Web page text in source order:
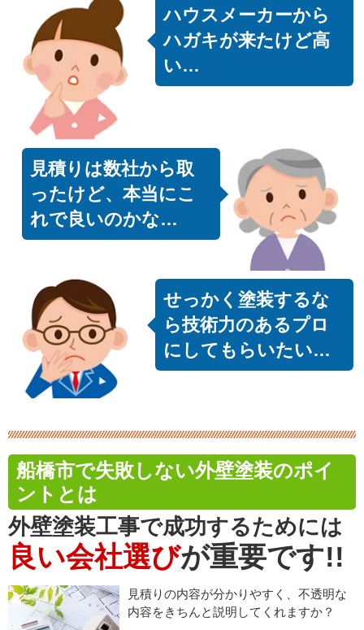
ハウスメーカーから
ハガキが来たけど高
い…
見積りは数社から取
ったけど、本当にこ
れで良いのかな…
せっかく塗装するな
ら技術力のあるプロ
にしてもらいたい…
船橋市で失敗しない外壁塗装のポイ
ントとは
外壁塗装工事で成功するためには
良い会社選びが重要です!!
見積りの内容が分かりやすく、不透明な
内容をきちんと説明してくれますか？